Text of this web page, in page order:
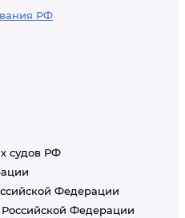
РФ
судов РФ
Федерации
Федерации